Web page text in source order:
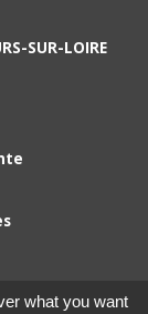
SUR-LOIRE
what you want